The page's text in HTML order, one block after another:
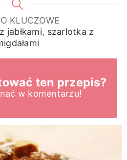
KLUCZOWE
jabłkami, szarlotka z
ten przepis?
w komentarzu!